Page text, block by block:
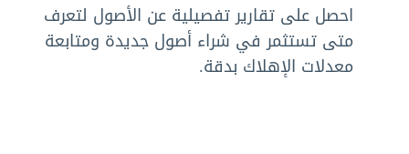
احصل على تقارير تفصيلية عن الأصول لتعرف
متى تستثمر في شراء أصول جديدة ومتابعة
معدلات الإهلاك بدقة.